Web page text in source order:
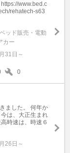
www.bed.c
rehatech-s63
ッド販売・電動
カー
31日～
0
ました。 何年か
は、大正生まれ
時速は、時速６
26日～